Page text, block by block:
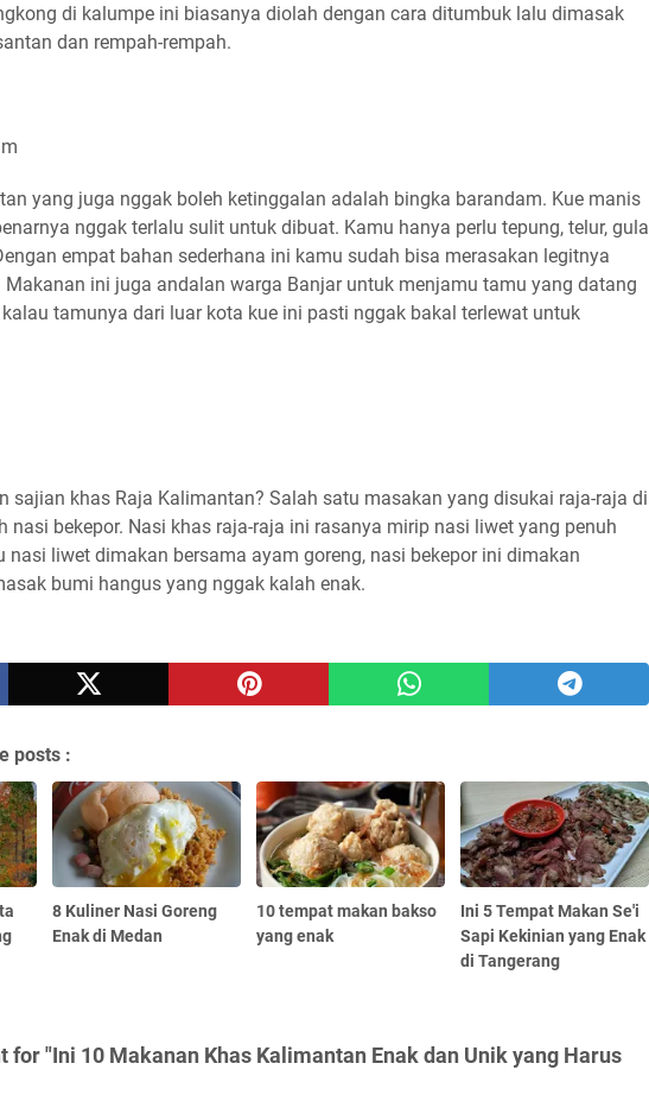
di kalumpe ini biasanya diolah dengan cara ditumbuk lalu dimasak
dan rempah-rempah.
yang juga nggak boleh ketinggalan adalah bingka barandam. Kue manis
nggak terlalu sulit untuk dibuat. Kamu hanya perlu tepung, telur, gula
empat bahan sederhana ini kamu sudah bisa merasakan legitnya
Makanan ini juga andalan warga Banjar untuk menjamu tamu yang datang
tamunya dari luar kota kue ini pasti nggak bakal terlewat untuk
sajian khas Raja Kalimantan? Salah satu masakan yang disukai raja-raja di
nasi bekepor. Nasi khas raja-raja ini rasanya mirip nasi liwet yang penuh
nasi liwet dimakan bersama ayam goreng, nasi bekepor ini dimakan
bumi hangus yang nggak kalah enak.
posts :
8 Kuliner Nasi Goreng
Enak di Medan
10 tempat makan bakso
yang enak
Ini 5 Tempat Makan Se'i
Sapi Kekinian yang Enak
di Tangerang
for "Ini 10 Makanan Khas Kalimantan Enak dan Unik yang Harus